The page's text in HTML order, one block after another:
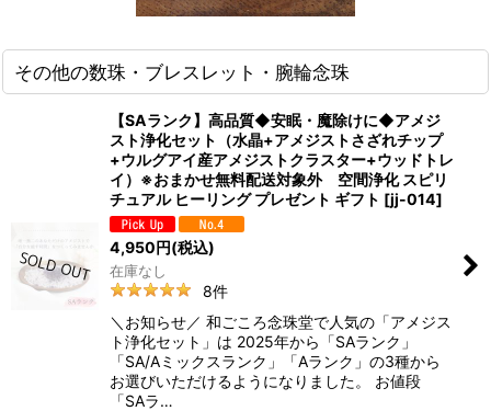
その他の数珠・ブレスレット・腕輪念珠
【SAランク】高品質◆安眠・魔除けに◆アメジ
スト浄化セット（水晶+アメジストさざれチップ
+ウルグアイ産アメジストクラスター+ウッドトレ
イ）※おまかせ無料配送対象外 空間浄化 スピリ
チュアル ヒーリング プレゼント ギフト [jj-014]
4,950円(税込)
在庫なし
8件
＼お知らせ／ 和ごころ念珠堂で人気の「アメジス
ト浄化セット」は 2025年から「SAランク」
「SA/Aミックスランク」「Aランク」の3種から
お選びいただけるようになりました。 お値段
「SAラ…